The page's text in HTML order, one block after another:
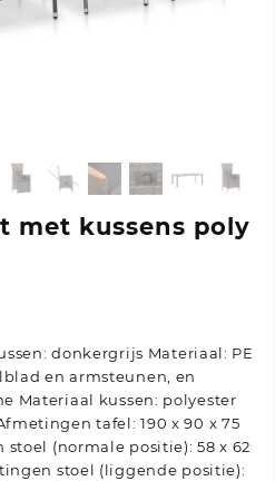
met kussens poly
donkergrijs Materiaal: PE
en armsteunen, en
Materiaal kussen: polyester
tafel: 190 x 90 x 75
stoel (normale positie): 58 x 62
stoel (liggende positie):